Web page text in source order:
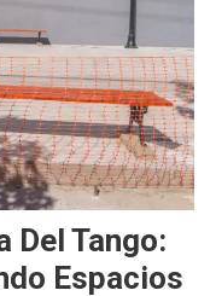
Del Tango:
Espacios